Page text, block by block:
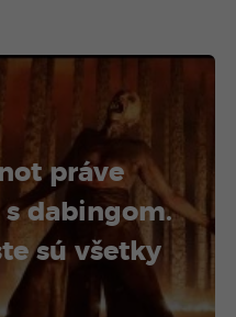
práve
dabingom.
sú všetky